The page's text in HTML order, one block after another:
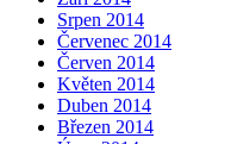
Srpen 2014
Červenec 2014
Červen 2014
Květen 2014
Duben 2014
Březen 2014